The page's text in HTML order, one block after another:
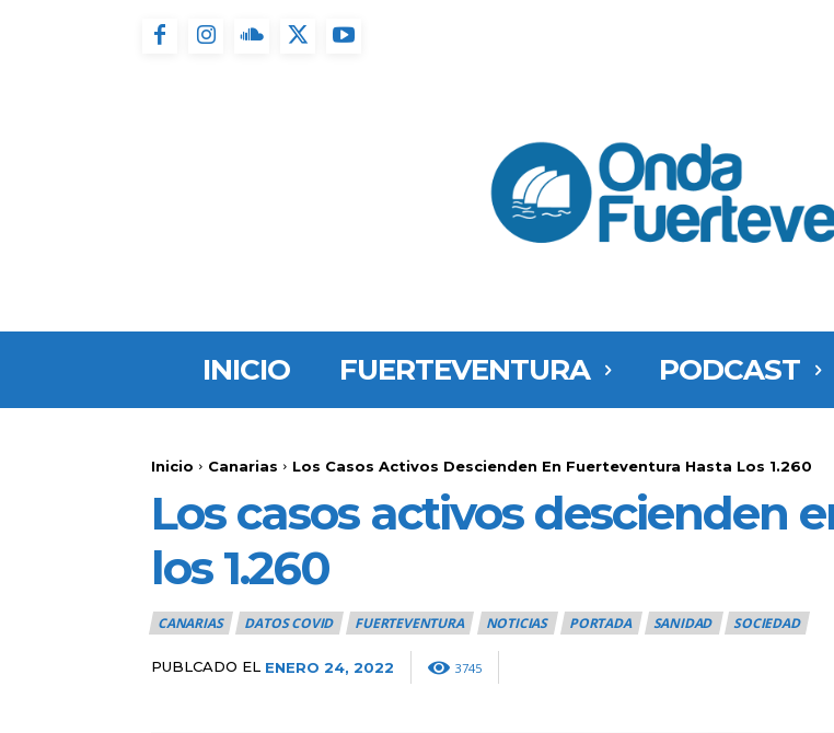
INICIO FUERTEVENTURA PODCAST
Inicio Canarias Los Casos Activos Descienden En Fuerteventura Hasta Los 1.260
Los casos activos descienden
los 1.260
CANARIAS DATOS COVID FUERTEVENTURA NOTICIAS PORTADA SANIDAD SOCIEDAD
PUBLCADO EL ENERO 24, 2022 3745